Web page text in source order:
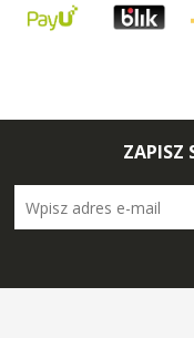
ZAPISZ